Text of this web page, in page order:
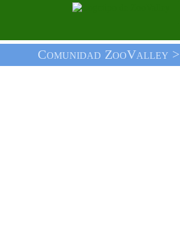
Comunidad ZooValley >